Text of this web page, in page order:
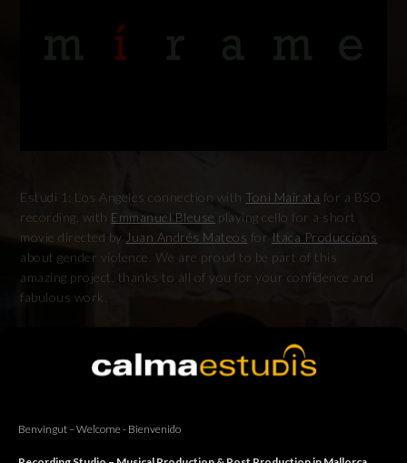
Benvingut – Welcome - Bienvenido
Estudi 1: Los Angeles connection with Toni Mairata for a BSO
recording, with Emmanuel Bleuse playing cello for a short
movie directed by Juan Andrés Mateos for Itaca Produccions
about gender violence. We are proud to be part of this
amazing project, thanks to all of you for your confidence and
fabulous work.
l’enregistrament d’una banda sonora original, amb Emmanuel
Bleuse al cello per un curt dirigit perJuan Andrés Mateos
tots per la vostra confiança i pel fabulós treball.